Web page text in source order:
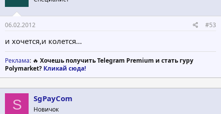
06.02.2012 #53
и хочется,и колется...
Реклама: 🔥 Хочешь получить Telegram Premium и стать гуру
Polymarket? Кликай сюда!
S SgPayCom
Новичок